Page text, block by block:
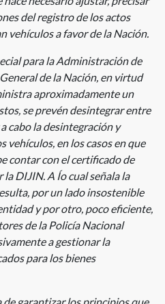
del registro de los actos
vehículos a favor de la Nación.
para la Administración de
de la Nación, en virtud
aproximadamente un
se prevén desintegrar entre
cabo la desintegración y
vehículos, en los casos en que
contar con el certificado de
DIJIN. A Ío cual señala la
por un lado insostenible
y por otro, poco eficiente,
de la Policía Nacional
a gestionar la
para los bienes